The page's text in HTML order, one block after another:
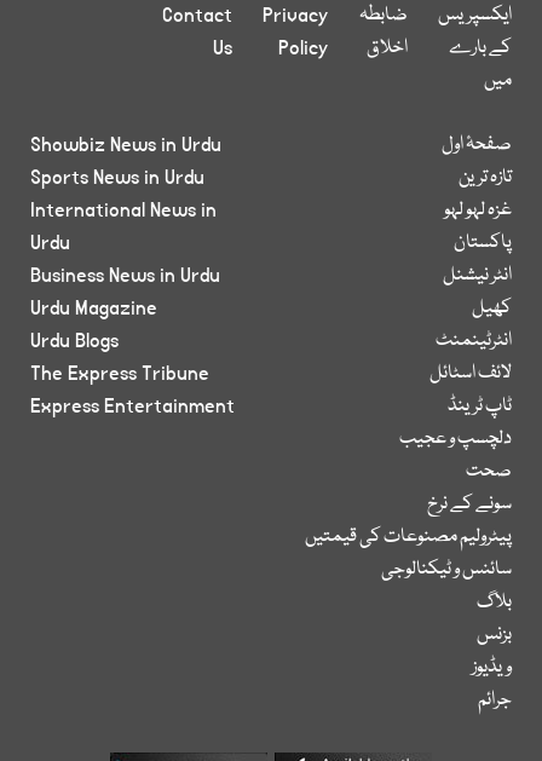
ایکسپریس
کے بارے
میں
ضابطہ
اخلاق
Privacy
Policy
Contact
Us
صفحۂ اول
تازہ ترین
غزہ لہو لہو
پاکستان
انٹر نیشنل
کھیل
انٹرٹینمنٹ
لائف اسٹائل
ٹاپ ٹرینڈ
دلچسپ و عجیب
صحت
سونے کے نرخ
پیٹرولیم مصنوعات کی قیمتیں
سائنس و ٹیکنالوجی
بلاگ
بزنس
ویڈیوز
جرائم
Showbiz News in Urdu
Sports News in Urdu
International News in
Urdu
Business News in Urdu
Urdu Magazine
Urdu Blogs
The Express Tribune
Express Entertainment